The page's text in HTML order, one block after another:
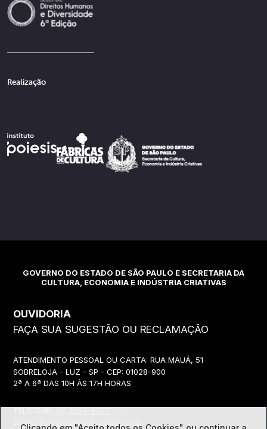
Realização
GOVERNO DO ESTADO DE SÃO PAULO E SECRETARIA DA
CULTURA, ECONOMIA E INDÚSTRIA CRIATIVAS
OUVIDORIA
FAÇA SUA SUGESTÃO OU RECLAMAÇÃO
ATENDIMENTO PESSOAL OU CARTA: RUA MAUÁ, 51
SOBRELOJA - LUZ - SP - CEP: 01028-900
2ª A 6ª DAS 10H ÀS 17H HORAS
EMAIL:
ouvidoria@cultura.sp.gov.br